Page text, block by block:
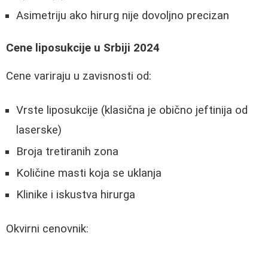
Asimetriju ako hirurg nije dovoljno precizan
Cene liposukcije u Srbiji 2024
Cene variraju u zavisnosti od:
Vrste liposukcije (klasična je obično jeftinija od
laserske)
Broja tretiranih zona
Količine masti koja se uklanja
Klinike i iskustva hirurga
Okvirni cenovnik: